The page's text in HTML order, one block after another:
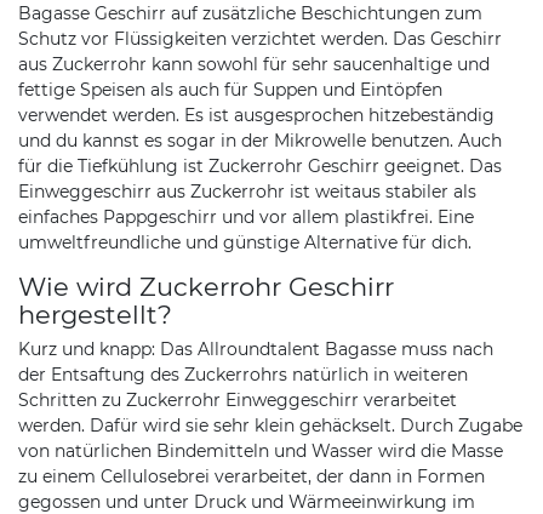
Bagasse Geschirr auf zusätzliche Beschichtungen zum
Schutz vor Flüssigkeiten verzichtet werden. Das Geschirr
aus Zuckerrohr kann sowohl für sehr saucenhaltige und
fettige Speisen als auch für Suppen und Eintöpfen
verwendet werden. Es ist ausgesprochen hitzebeständig
und du kannst es sogar in der Mikrowelle benutzen. Auch
für die Tiefkühlung ist Zuckerrohr Geschirr geeignet. Das
Einweggeschirr aus Zuckerrohr ist weitaus stabiler als
einfaches Pappgeschirr und vor allem plastikfrei. Eine
umweltfreundliche und günstige Alternative für dich.
Wie wird Zuckerrohr Geschirr
hergestellt?
Kurz und knapp: Das Allroundtalent Bagasse muss nach
der Entsaftung des Zuckerrohrs natürlich in weiteren
Schritten zu Zuckerrohr Einweggeschirr verarbeitet
werden. Dafür wird sie sehr klein gehäckselt. Durch Zugabe
von natürlichen Bindemitteln und Wasser wird die Masse
zu einem Cellulosebrei verarbeitet, der dann in Formen
gegossen und unter Druck und Wärmeeinwirkung im